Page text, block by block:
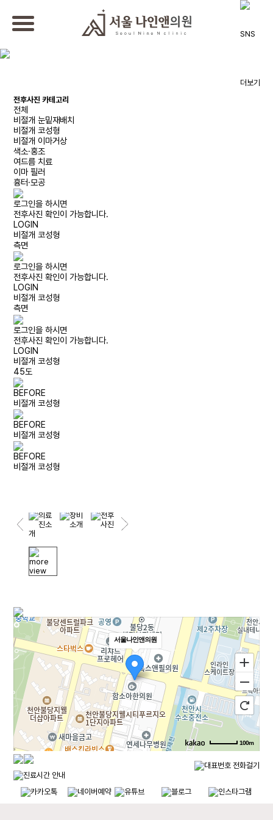
전후사진 카테고리
전체
비절개 눈밑재배치
비절개 코성형
비절개 이마거상
색소·홍조
여드름 치료
이마 필러
흉터·모공
로그인을 하시면
전후사진 확인이 가능합니다.
LOGIN
비절개 코성형
측면
로그인을 하시면
전후사진 확인이 가능합니다.
LOGIN
비절개 코성형
측면
로그인을 하시면
전후사진 확인이 가능합니다.
LOGIN
비절개 코성형
45도
BEFORE
비절개 코성형
BEFORE
비절개 코성형
BEFORE
비절개 코성형
서울나인앤의원
100m